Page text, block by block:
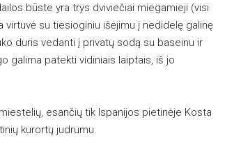
būste yra trys dviviečiai miegamieji (visi
su tiesioginiu išėjimu į nedidelę galinę
duris vedanti į privatų sodą su baseinu ir
galima patekti vidiniais laiptais, iš jo
esančių tik Ispanijos pietinėje Kosta
kurortų judrumu.